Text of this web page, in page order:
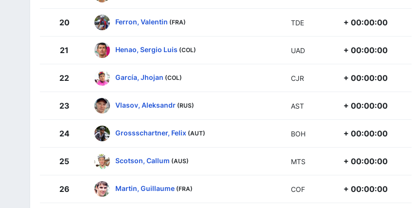
20 Ferron, Valentin (FRA) TDE + 00:00:00
21 Henao, Sergio Luis (COL) UAD + 00:00:00
22 García, Jhojan (COL) CJR + 00:00:00
23 Vlasov, Aleksandr (RUS) AST + 00:00:00
24 Grossschartner, Felix (AUT) BOH + 00:00:00
25 Scotson, Callum (AUS) MTS + 00:00:00
26 Martin, Guillaume (FRA) COF + 00:00:00